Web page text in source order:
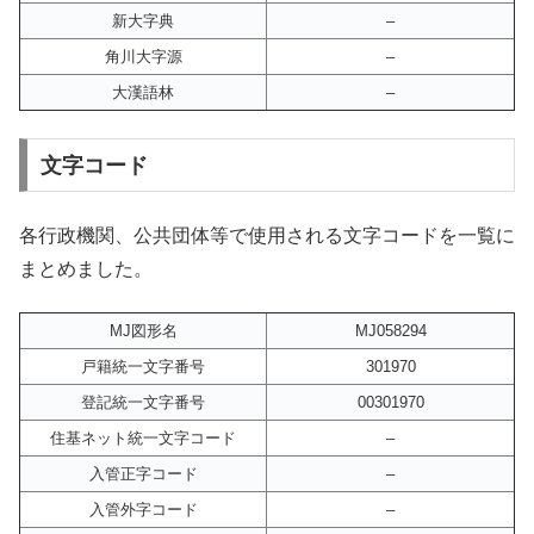
新大字典
–
角川大字源
–
大漢語林
–
文字コード
各行政機関、公共団体等で使用される文字コードを一覧に
まとめました。
MJ図形名
MJ058294
戸籍統一文字番号
301970
登記統一文字番号
00301970
住基ネット統一文字コード
–
入管正字コード
–
入管外字コード
–